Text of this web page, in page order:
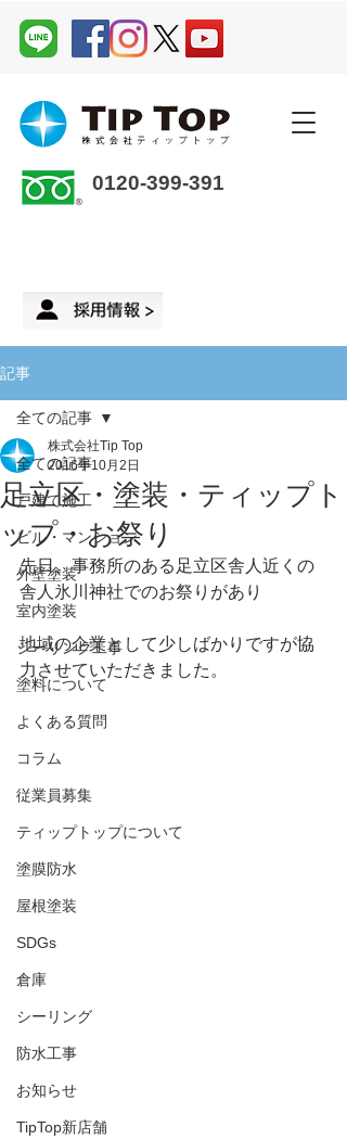
0120-399-391
記事
全ての記事
戸建て施工
ビル・マンション
外壁塗装
室内塗装
シーリング工事
塗料について
よくある質問
コラム
従業員募集
ティップトップについて
塗膜防水
屋根塗装
SDGs
倉庫
シーリング
防水工事
お知らせ
TipTop新店舗
全ての記事
足立区・塗装・ティップト
ップ・お祭り
株式会社Tip Top
2016年10月2日
先日、事務所のある足立区舎人近くの
舎人氷川神社でのお祭りがあり
地域の企業として少しばかりですが協
力させていただきました。